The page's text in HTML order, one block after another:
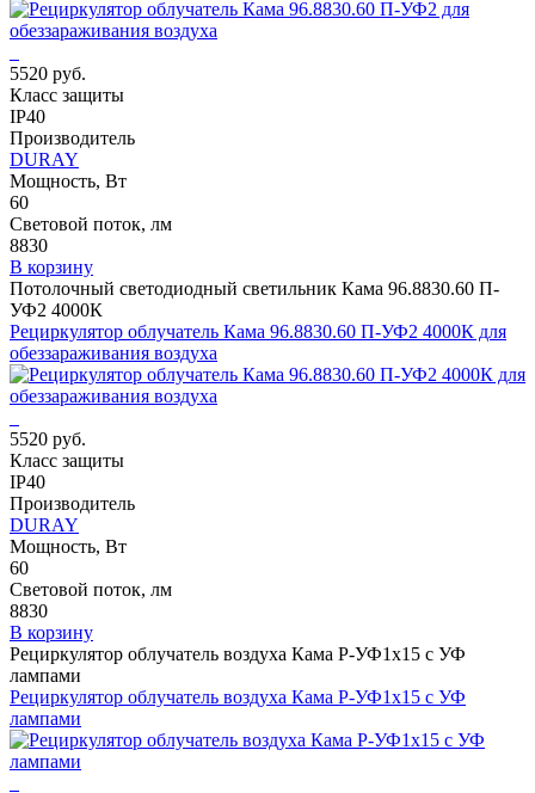
5520 руб.
Класс защиты
IP40
Производитель
DURAY
Мощность, Вт
60
Световой поток, лм
8830
В корзину
Потолочный светодиодный светильник Кама 96.8830.60 П-
УФ2 4000К
Рециркулятор облучатель Кама 96.8830.60 П-УФ2 4000К для
обеззараживания воздуха
5520 руб.
Класс защиты
IP40
Производитель
DURAY
Мощность, Вт
60
Световой поток, лм
8830
В корзину
Рециркулятор облучатель воздуха Кама Р-УФ1x15 с УФ
лампами
Рециркулятор облучатель воздуха Кама Р-УФ1x15 с УФ
лампами